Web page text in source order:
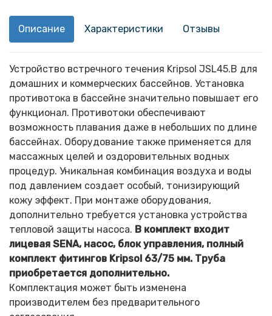
Описание Характеристики Отзывы
Устройство встречного течения Kripsol JSL45.B для
домашних и коммерческих бассейнов. Установка
противотока в бассейне значительно повышает его
функционал. Противотоки обеспечивают
возможность плавания даже в небольших по длине
бассейнах. Оборудование также применяется для
массажных целей и оздоровительных водных
процедур. Уникальная комбинация воздуха и воды
под давлением создает особый, тонизирующий
кожу эффект. При монтаже оборудования,
дополнительно требуется установка устройства
тепловой защиты насоса. В комплект входит
лицевая SENA, насос, блок управления, полный
комплект фитингов Kripsol 63/75 мм. Труба
приобретается дополнительно.
Комплектация может быть изменена
производителем без предварительного